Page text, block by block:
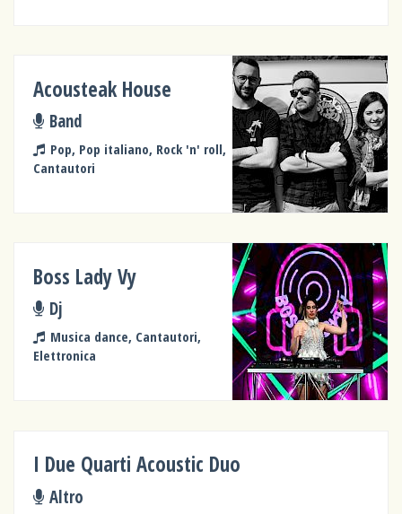
Acousteak House
Band
Pop, Pop italiano, Rock 'n' roll,
Cantautori
Boss Lady Vy
Dj
Musica dance, Cantautori,
Elettronica
I Due Quarti Acoustic Duo
Altro